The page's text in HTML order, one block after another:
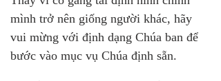
mình trở nên giống người khác, hãy
vui mừng với định dạng Chúa ban để
bước vào mục vụ Chúa định sẵn.